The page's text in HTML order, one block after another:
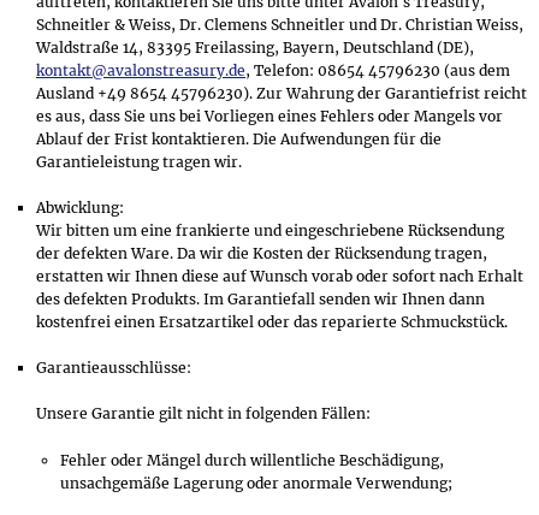
Schneitler & Weiss, Dr. Clemens Schneitler und Dr. Christian Weiss,
Waldstraße 14, 83395 Freilassing, Bayern, Deutschland (DE),
kontakt@avalonstreasury.de, Telefon: 08654 45796230 (aus dem
Ausland +49 8654 45796230). Zur Wahrung der Garantiefrist reicht
es aus, dass Sie uns bei Vorliegen eines Fehlers oder Mangels vor
Ablauf der Frist kontaktieren. Die Aufwendungen für die
Garantieleistung tragen wir.
Abwicklung:
Wir bitten um eine frankierte und eingeschriebene Rücksendung
der defekten Ware. Da wir die Kosten der Rücksendung tragen,
erstatten wir Ihnen diese auf Wunsch vorab oder sofort nach Erhalt
des defekten Produkts. Im Garantiefall senden wir Ihnen dann
kostenfrei einen Ersatzartikel oder das reparierte Schmuckstück.
Garantieausschlüsse:
Unsere Garantie gilt nicht in folgenden Fällen:
Fehler oder Mängel durch willentliche Beschädigung,
unsachgemäße Lagerung oder anormale Verwendung;